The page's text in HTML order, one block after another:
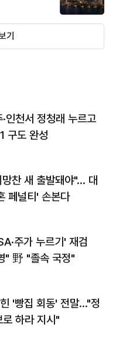
기
인천서 정청래 누르고
구도 완성
찬 새 출발돼야"… 대
페널티' 손본다
주가 누르기' 재검
" 野 "졸속 국정"
'빵집 회동' 전말…"정
하라 지시"